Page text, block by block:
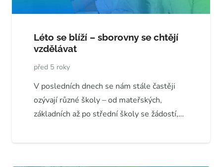
Léto se blíží – sborovny se chtějí
vzdělávat
před 5 roky
V posledních dnech se nám stále častěji
ozývají různé školy – od mateřských,
základních až po střední školy se žádostí,…